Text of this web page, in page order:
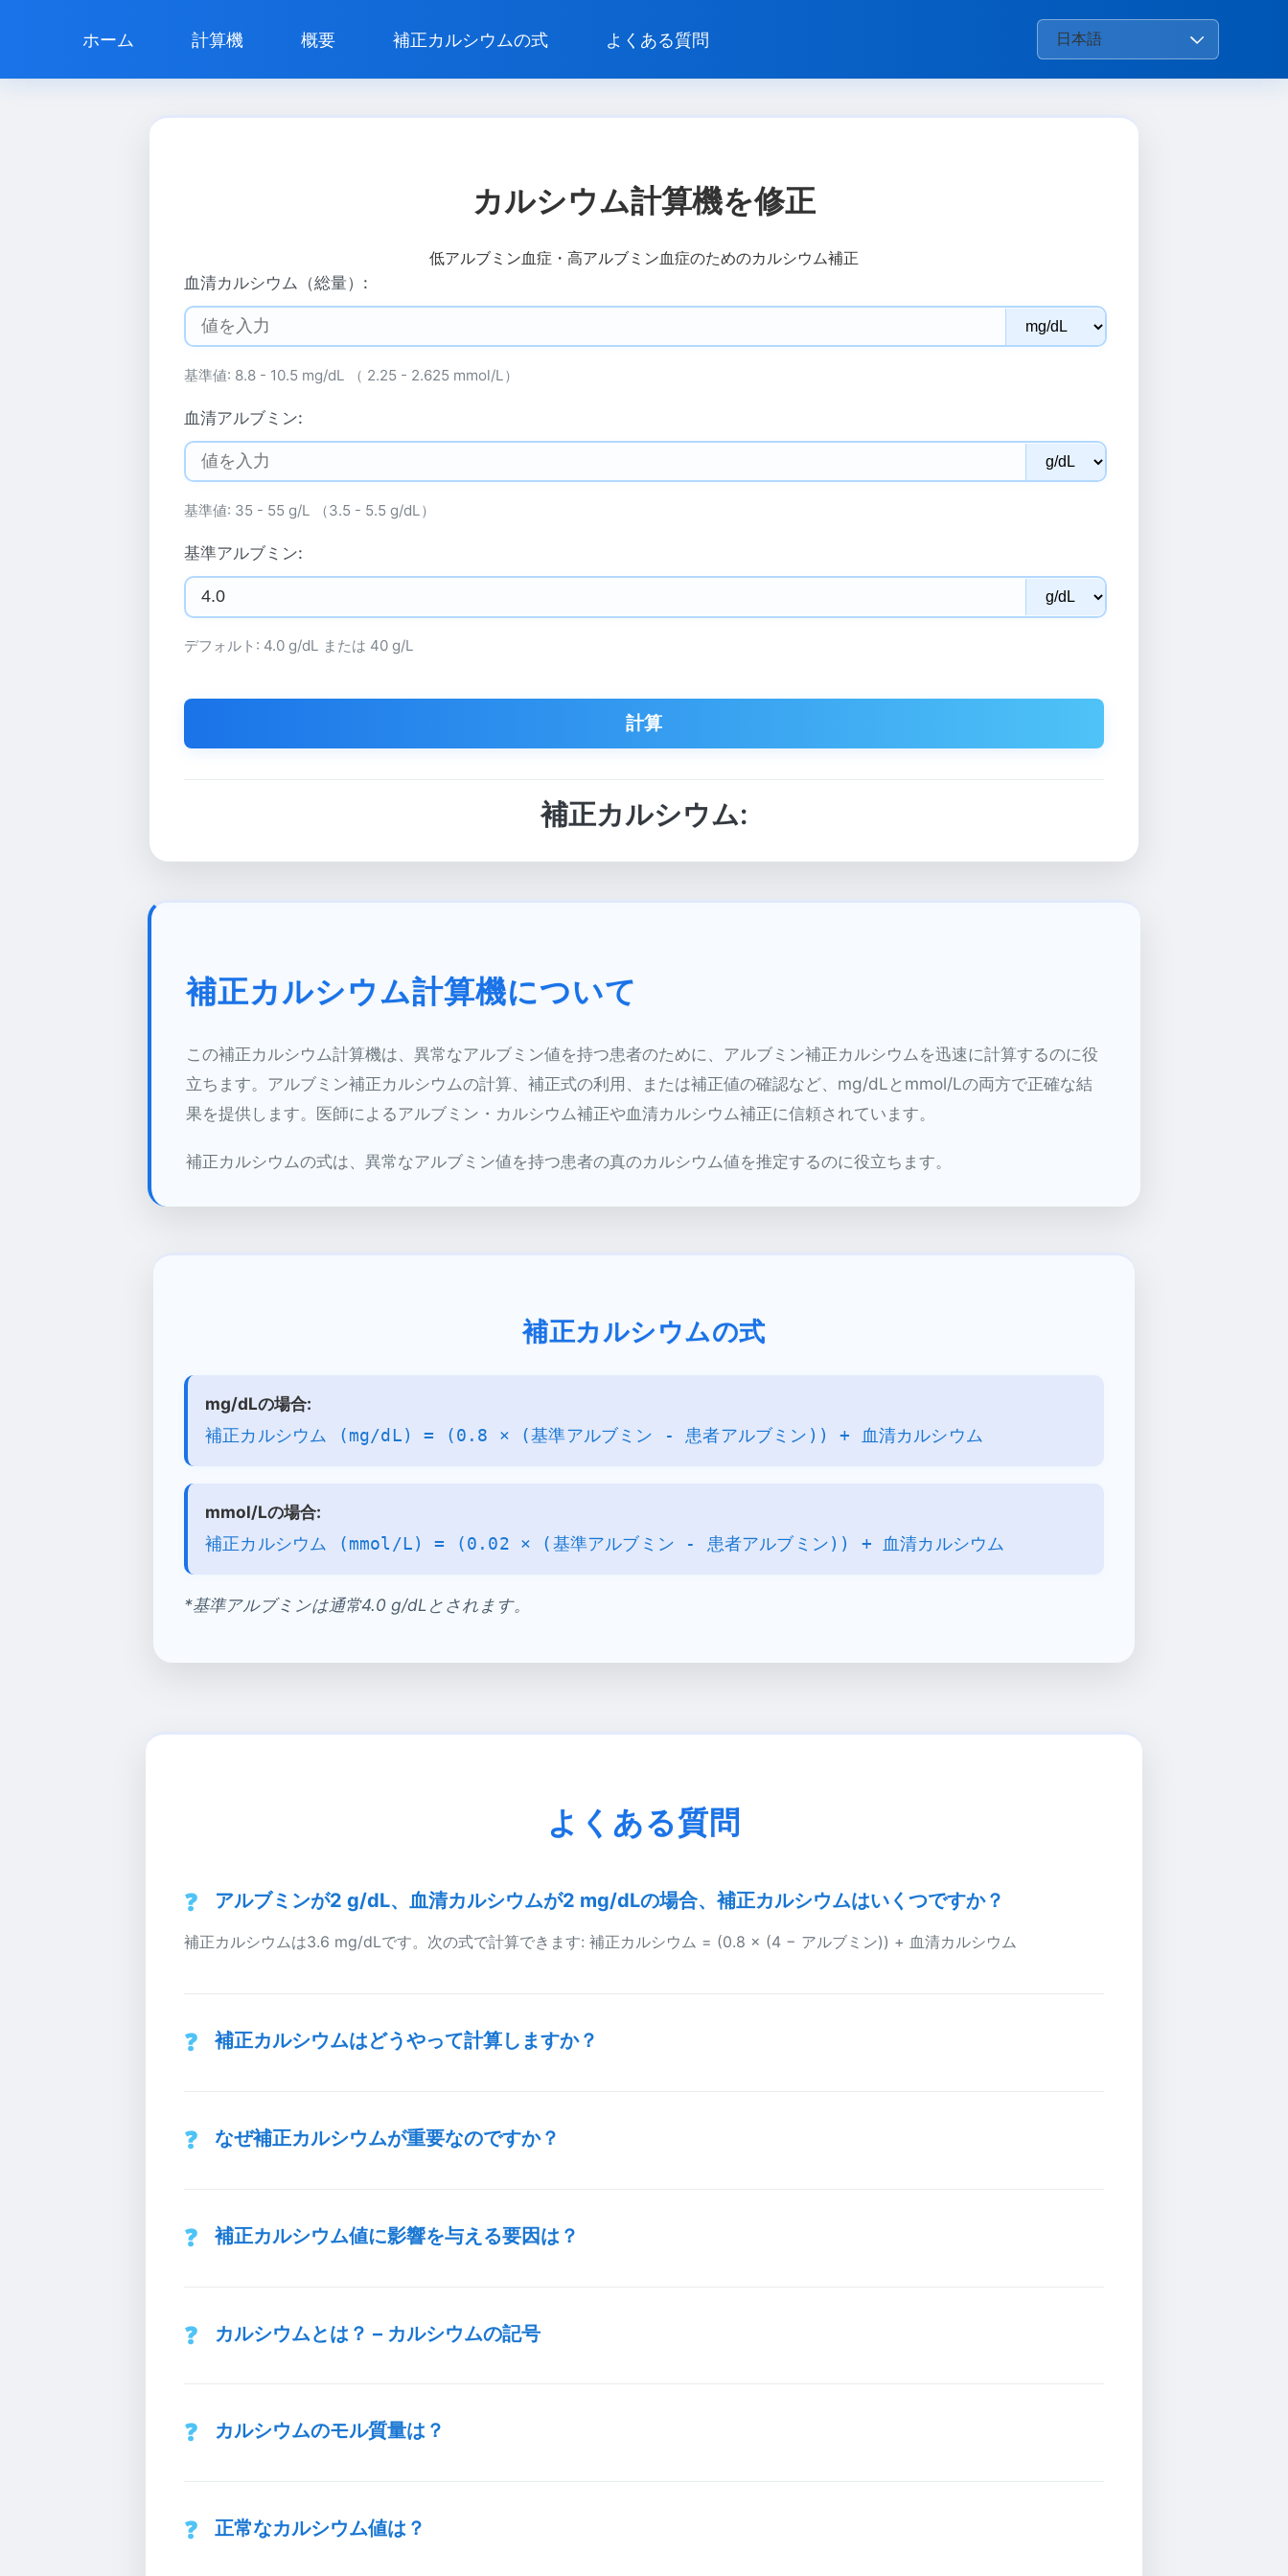
ホーム 計算機 概要 補正カルシウムの式 よくある質問
カルシウム計算機を修正
低アルブミン血症・高アルブミン血症のためのカルシウム補正
血清カルシウム（総量）:
基準値: 8.8 - 10.5 mg/dL （ 2.25 - 2.625 mmol/L）
血清アルブミン:
基準値: 35 - 55 g/L （3.5 - 5.5 g/dL）
基準アルブミン:
デフォルト: 4.0 g/dL または 40 g/L
計算
補正カルシウム:
補正カルシウム計算機について
この補正カルシウム計算機は、異常なアルブミン値を持つ患者のために、アルブミン補正カルシウムを迅速に計算するのに役
立ちます。アルブミン補正カルシウムの計算、補正式の利用、または補正値の確認など、mg/dLとmmol/Lの両方で正確な結
果を提供します。医師によるアルブミン・カルシウム補正や血清カルシウム補正に信頼されています。
補正カルシウムの式は、異常なアルブミン値を持つ患者の真のカルシウム値を推定するのに役立ちます。
補正カルシウムの式
mg/dLの場合:
補正カルシウム (mg/dL) = (0.8 × (基準アルブミン - 患者アルブミン)) + 血清カルシウム
mmol/Lの場合:
補正カルシウム (mmol/L) = (0.02 × (基準アルブミン - 患者アルブミン)) + 血清カルシウム
*基準アルブミンは通常4.0 g/dLとされます。
よくある質問
アルブミンが2 g/dL、血清カルシウムが2 mg/dLの場合、補正カルシウムはいくつですか？
補正カルシウムは3.6 mg/dLです。次の式で計算できます: 補正カルシウム = (0.8 × (4 − アルブミン)) + 血清カルシウム
補正カルシウムはどうやって計算しますか？
なぜ補正カルシウムが重要なのですか？
補正カルシウム値に影響を与える要因は？
カルシウムとは？ – カルシウムの記号
カルシウムのモル質量は？
正常なカルシウム値は？